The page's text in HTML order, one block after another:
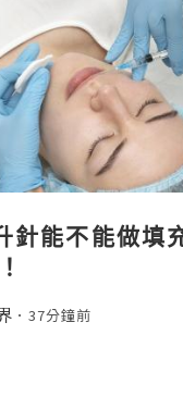
針能不能做填
37分鐘前